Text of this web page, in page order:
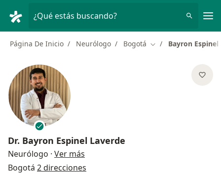
¿Qué estás buscando?
Página De Inicio Neurólogo Bogotá Cambiar de ciudad
Bayron Espinel
Dr. Bayron Espinel Laverde
Neurólogo · Ver más
Bogotá 2 direcciones